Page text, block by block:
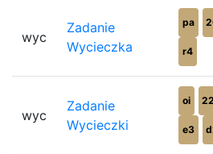
wyc
Zadanie
Wycieczka
pa
r4
wyc
Zadanie
Wycieczki
oi 22
e3